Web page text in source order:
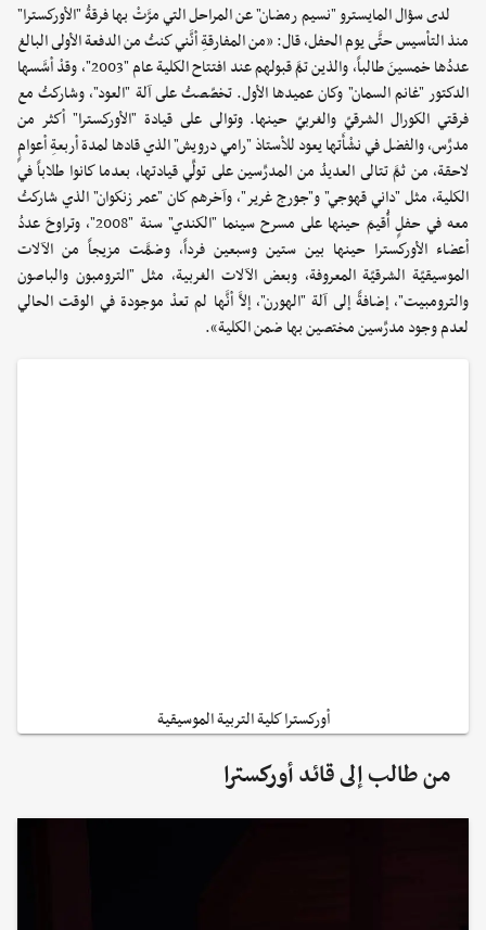
لدى سؤال المايسترو "نسيم رمضان" عن المراحل التي مرَّتْ بها فرقةُ "الأوركسترا"
منذ التأسيس حتَّى يوم الحفل، قال: «من المفارقةِ أنَّني كنتُ من الدفعة الأولى البالغ
عددُها خمسينَ طالباً، والذين تمَّ قبولهم عند افتتاح الكلية عام "2003"، وقدْ أسَّسها
الدكتور "غانم السمان" وكان عميدها الأول. تخصّصتُ على آلة "العود"، وشاركتُ مع
فرقتي الكورال الشرقيّ والغربيّ حينها. وتوالى على قيادة "الأوركسترا" أكثر من
مدرِّس، والفضل في نشْأَتها يعود للأستاذ "رامي درويش" الذي قادها لمدة أربعةِ أعوامٍ
لاحقة، من ثمَّ تتالى العديدُ من المدرِّسين على تولِّي قيادتها، بعدما كانوا طلاباً في
الكلية، مثل "داني قهوجي" و"جورج غرير"، وآخرهم كان "عمر زنكوان" الذي شاركتُ
معه في حفلٍ أُقيمَ حينها على مسرح سينما "الكندي" سنة "2008"، وتراوحَ عددُ
أعضاء الأوركسترا حينها بين ستين وسبعين فرداً، وضمَّت مزيجاً من الآلات
الموسيقيّة الشرقيّة المعروفة، وبعض الآلات الغربية، مثل "الترومبون والباصون
والترومبيت"، إضافةً إلى آلة "الهورن"، إلاَّ أنَّها لم تعدْ موجودة في الوقت الحالي
لعدم وجود مدرِّسين مختصين بها ضمن الكلية».
أوركسترا كلية التربية الموسيقية
من طالب إلى قائد أوركسترا